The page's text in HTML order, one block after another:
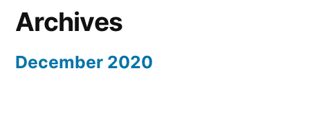
Archives
December 2020